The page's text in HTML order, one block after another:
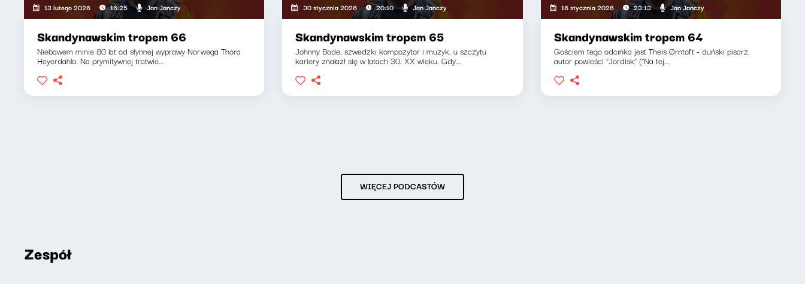
13 lutego 2026 16:25 Jan Janczy
Skandynawskim tropem 66
Niebawem minie 80 lat od słynnej wyprawy Norwega Thora
Heyerdahla. Na prymitywnej tratwie...
30 stycznia 2026 20:10 Jan Janczy
Skandynawskim tropem 65
Johnny Bode, szwedzki kompozytor i muzyk, u szczytu
kariery znalazł się w latach 30. XX wieku. Gdy...
16 stycznia 2026 23:13 Jan Janczy
Skandynawskim tropem 64
Gościem tego odcinka jest Theis Ørntoft - duński pisarz,
autor powieści "Jordisk" ("Na tej...
WIĘCEJ PODCASTÓW
Zespół